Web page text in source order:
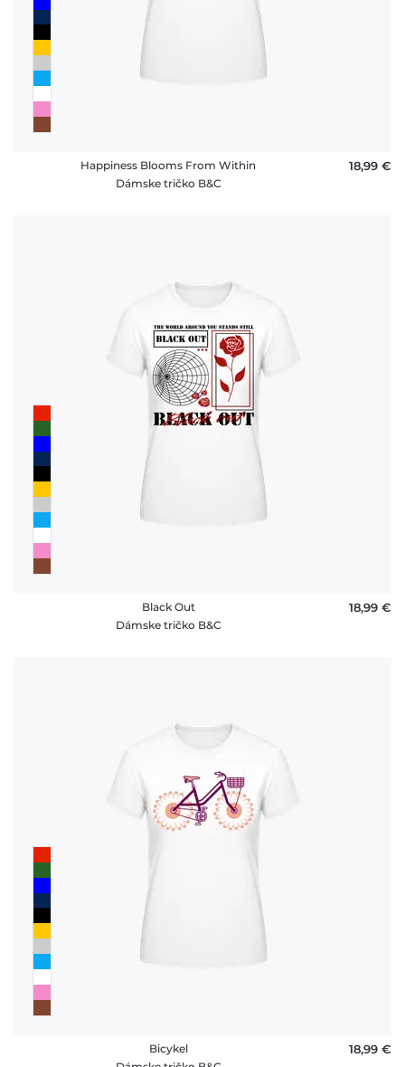
Happiness Blooms From Within
Dámske tričko B&C
18,99 €
Black Out
Dámske tričko B&C
18,99 €
Bicykel
18,99 €